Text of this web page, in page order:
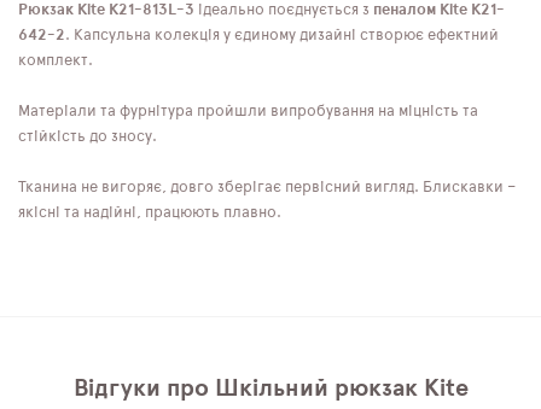
Рюкзак Kite K21-813L-3 ідеально поєднується з пеналом Kite K21-
642-2. Капсульна колекція у єдиному дизайні створює ефектний
комплект.
Матеріали та фурнітура пройшли випробування на міцність та
стійкість до зносу.
Тканина не вигоряє, довго зберігає первісний вигляд. Блискавки –
якісні та надійні, працюють плавно.
Відгуки про Шкільний рюкзак Kite